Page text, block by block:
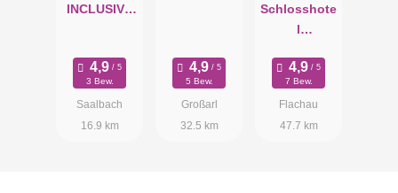
INCLUSIVE
3 Bew.
Saalbach
16.9 km
5 Bew.
Großarl
32.5 km
Schlosshote
l
**S
7 Bew.
Flachau
47.7 km